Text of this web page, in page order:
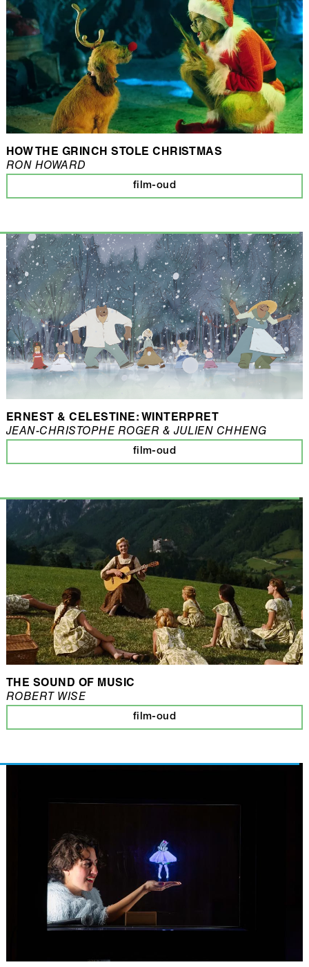
HOW THE GRINCH STOLE CHRISTMAS
film-oud
RON HOWARD
ERNEST & CELESTINE: WINTERPRET
film-oud
JEAN-CHRISTOPHE ROGER & JULIEN CHHENG
THE SOUND OF MUSIC
film-oud
ROBERT WISE